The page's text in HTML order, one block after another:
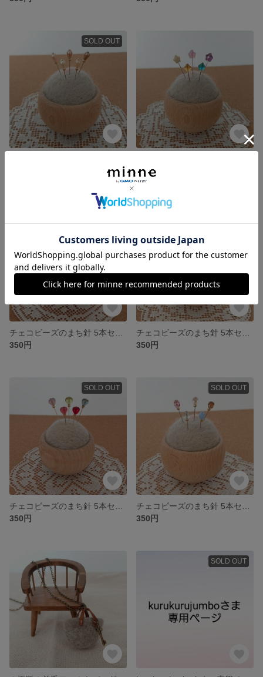
SOLD OUT
展示中
350円
350円
SOLD OUT
350円
SOLD OUT
350円
SOLD OUT